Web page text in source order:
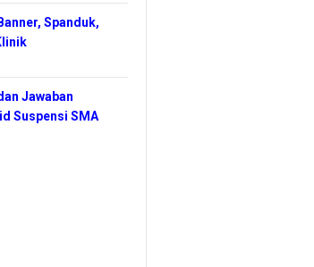
Spanduk,
Jawaban
Suspensi SMA